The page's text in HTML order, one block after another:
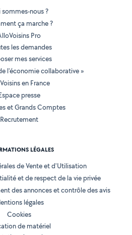
sommes-nous ?
ça marche ?
Pro
les demandes
mes services
l'économie collaborative »
en France
presse
et Grands Comptes
Recrutement
LÉGALES
de Vente et d'Utilisation
et de respect de la vie privée
des annonces et contrôle des avis
légales
Cookies
de matériel